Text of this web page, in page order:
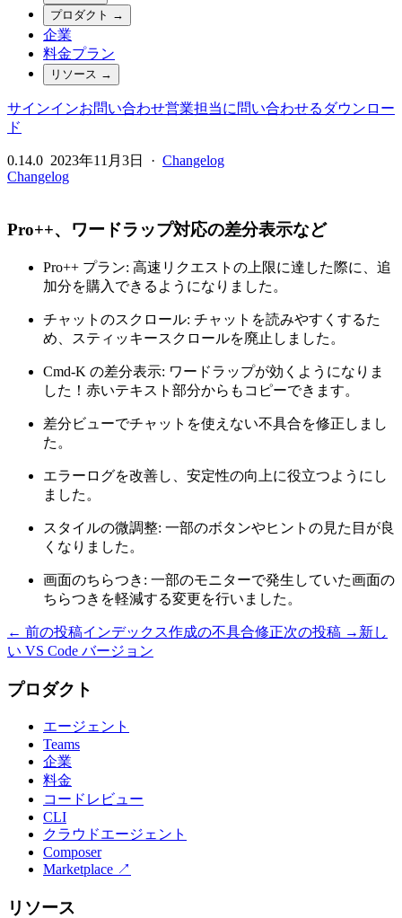
プロダクト →
企業
料金プラン
リソース →
サインインお問い合わせ営業担当に問い合わせる ダウンロー
ド
0.14.0 2023年11月3日 · Changelog
Changelog
Pro++、ワードラップ対応の差分表示など
Pro++ プラン: 高速リクエストの上限に達した際に、追
加分を購入できるようになりました。
チャットのスクロール: チャットを読みやすくするた
め、スティッキースクロールを廃止しました。
Cmd-K の差分表示: ワードラップが効くようになりま
した！赤いテキスト部分からもコピーできます。
差分ビューでチャットを使えない不具合を修正しまし
た。
エラーログを改善し、安定性の向上に役立つようにし
ました。
スタイルの微調整: 一部のボタンやヒントの見た目が良
くなりました。
画面のちらつき: 一部のモニターで発生していた画面の
ちらつきを軽減する変更を行いました。
← 前の投稿インデックス作成の不具合修正次の投稿 → 新し
い VS Code バージョン
プロダクト
エージェント
Teams
企業
料金
コードレビュー
CLI
クラウドエージェント
Composer
Marketplace ↗
リソース